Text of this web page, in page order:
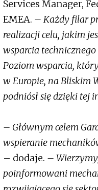
Services Manager,
EMEA. – Każdy filar
realizacji celu, jakim
wsparcia
Poziom wsparcia,
w Europie, na Bliskim
podniósł się dzięki tej
– Głównym celem
wspieranie
– dodaje. –
poinformowani